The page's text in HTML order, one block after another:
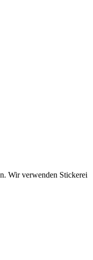
Wir verwenden Stickerei